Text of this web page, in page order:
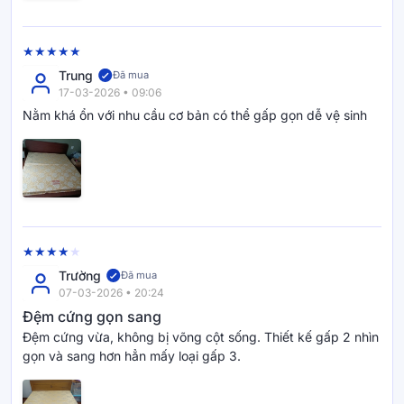
Về Vua Nệm
Với định vị thương hiệu “Bạn đời mang đến giấc ngủ đáng
giá”, Vua Nệm thấu hiểu rằng, giấc ngủ không chỉ đơn thuần
Vua Nệm cam kết mang đến những sản phẩm xứng đáng với
từng phút giây bạn nghỉ ngơi – chất lượng, trải nghiệm đáng
các kênh online, đến chính sách dùng thử 120 đêm, dịch vụ
giao hàng – lắp đặt tận nơi, Vua Nệm luôn đặt khách hàng
làm trung tâm trong mọi chiến lược vận hành.
Chúng tôi tin rằng mỗi người có một giấc ngủ riêng cần thấu
Trung Đã mua
17-03-2026 • 09:06
Nằm khá ổn với nhu cầu cơ bản có thể gấp gọn dễ vệ sinh
Trường Đã mua
07-03-2026 • 20:24
Đệm cứng gọn sang
Đệm cứng vừa, không bị võng cột sống. Thiết kế gấp 2 nhìn
gọn và sang hơn hẳn mấy loại gấp 3.